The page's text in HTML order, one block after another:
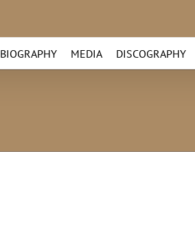
BIOGRAPHY MEDIA DISCOGRAPHY